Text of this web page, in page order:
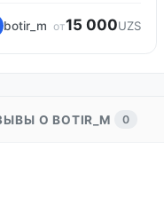
botir_m от15 000UZS
О BOTIR_M 0